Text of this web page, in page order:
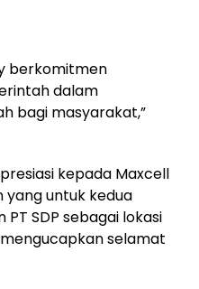
berkomitmen
dalam
bagi masyarakat,”
kepada Maxcell
yang untuk kedua
SDP sebagai lokasi
selamat